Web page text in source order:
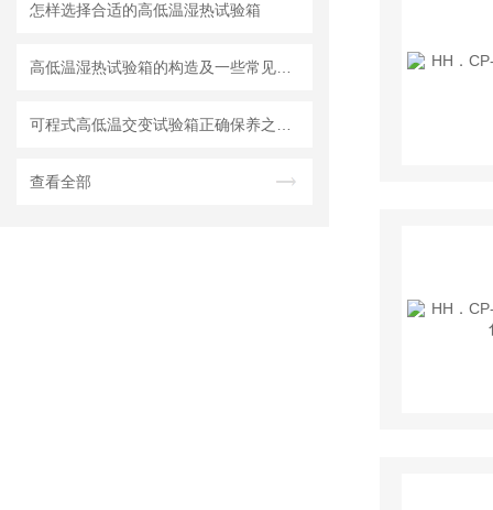
怎样选择合适的高低温湿热试验箱
查看全部